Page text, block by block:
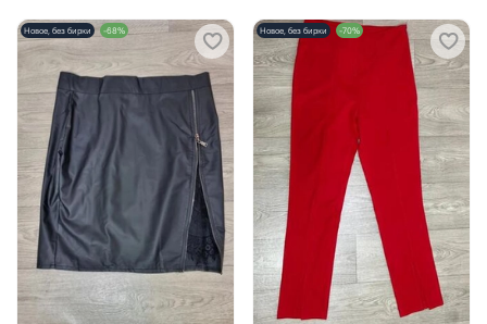
Новое, без бирки -68% Новое, без бирки -70%